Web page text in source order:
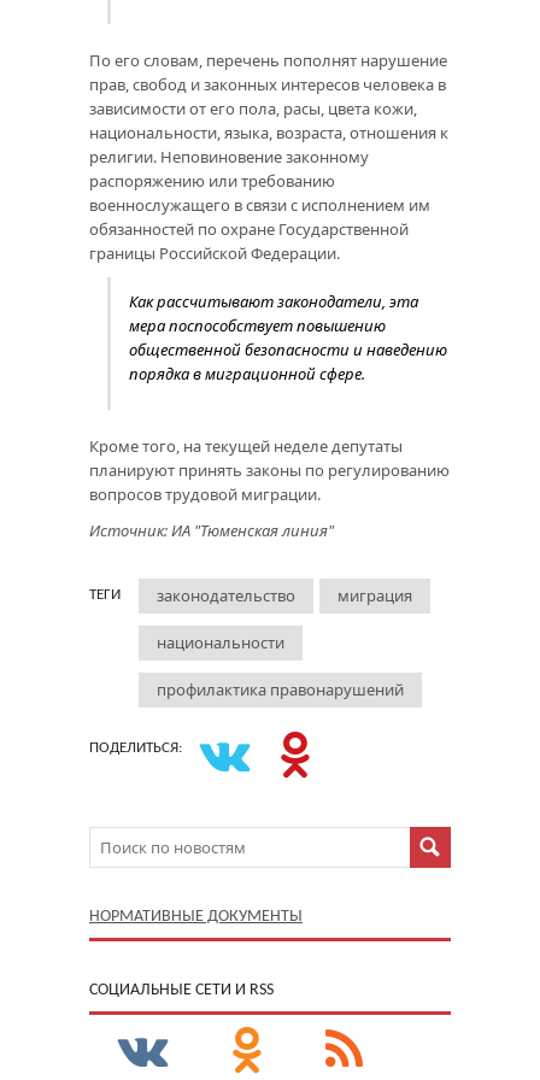
По его словам, перечень пополнят нарушение
прав, свобод и законных интересов человека в
зависимости от его пола, расы, цвета кожи,
национальности, языка, возраста, отношения к
религии. Неповиновение законному
распоряжению или требованию
военнослужащего в связи с исполнением им
обязанностей по охране Государственной
границы Российской Федерации.
Как рассчитывают законодатели, эта
мера поспособствует повышению
общественной безопасности и наведению
порядка в миграционной сфере.
Кроме того, на текущей неделе депутаты
планируют принять законы по регулированию
вопросов трудовой миграции.
Источник: ИА "Тюменская линия"
ТЕГИ законодательство миграция
национальности
профилактика правонарушений
ПОДЕЛИТЬСЯ:
НОРМАТИВНЫЕ ДОКУМЕНТЫ
CОЦИАЛЬНЫЕ СЕТИ И RSS